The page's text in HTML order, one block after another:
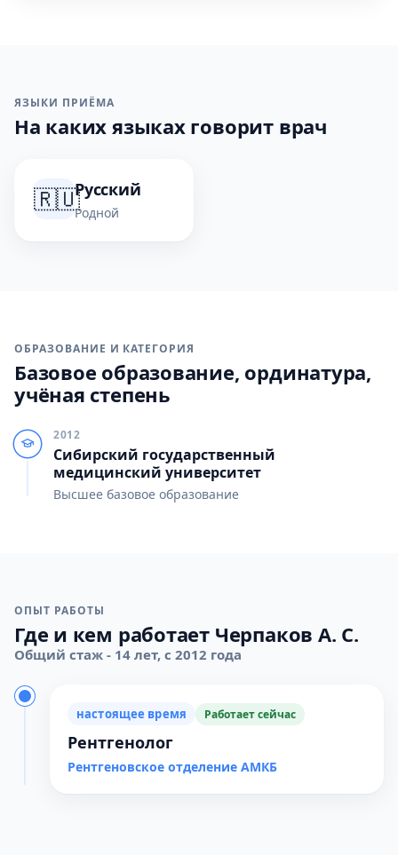
ЯЗЫКИ ПРИЁМА
На каких языках говорит врач
🇷🇺Русский
Родной
ОБРАЗОВАНИЕ И КАТЕГОРИЯ
Базовое образование, ординатура,
учёная степень
2012
Сибирский государственный
медицинский университет
Высшее базовое образование
ОПЫТ РАБОТЫ
Где и кем работает Черпаков А. С.
Общий стаж - 14 лет, с 2012 года
настоящее время Работает сейчас
Рентгенолог
Рентгеновское отделение АМКБ